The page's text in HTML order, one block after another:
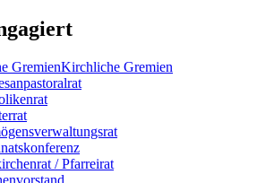
Kirchliche Gremien
/ Pfarreirat